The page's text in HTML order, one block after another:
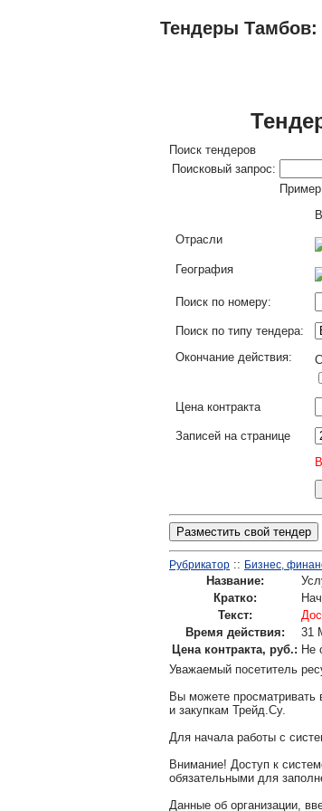
Тендеры Тамбов:
Поиск тендеров
Поисковый запрос:
Отрасли
География
Поиск по номеру:
Поиск по типу тендера:
Окончание действия:
Цена контракта
Записей на странице
Разместить свой тендер
Рубрикатор :: Бизнес,
Название:
Кратко:
Текст:
Время действия:
31
Цена контракта, руб.: Не
Уважаемый посетитель
Вы можете
и закупкам Трейд.Су.
Для начала работы с
Внимание! Доступ к
обязательными для
Данные об организации,